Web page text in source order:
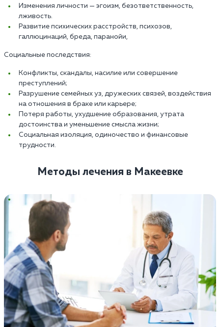
Изменения личности — эгоизм, безответственность,
лживость.
Развитие психических расстройств, психозов,
галлюцинаций, бреда, паранойи,
Социальные последствия:
Конфликты, скандалы, насилие или совершение
преступлений;
Разрушение семейных уз, дружеских связей, воздействия
на отношения в браке или карьере;
Потеря работы, ухудшение образования, утрата
достоинства и уменьшение смысла жизни;
Социальная изоляция, одиночество и финансовые
трудности.
Методы лечения в Макеевке